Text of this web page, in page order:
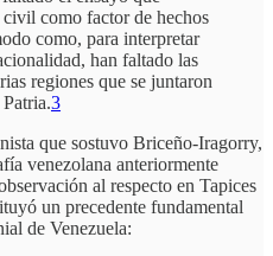
como factor de hechos
como, para interpretar
han faltado las
regiones que se juntaron
3
que sostuvo Briceño-Iragorry,
venezolana anteriormente
al respecto en Tapices
un precedente fundamental
de Venezuela: